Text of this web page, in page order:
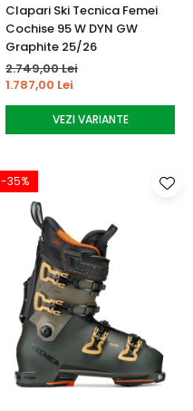
Clapari Ski Tecnica Femei
Cochise 95 W DYN GW
Graphite 25/26
2.749,00 Lei
1.787,00 Lei
VEZI VARIANTE
-35%